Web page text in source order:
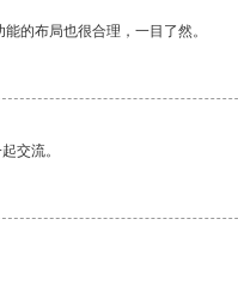
的布局也很合理，一目了然。
交流。